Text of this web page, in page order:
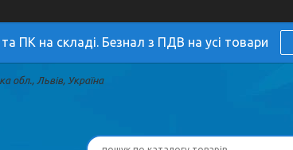
та ПК на складі. Безнал з ПДВ на усі товари
обл., Львів, Україна